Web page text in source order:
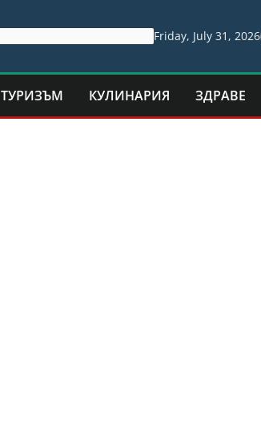
Friday, July 31, 2026
ТУРИЗЪМ КУЛИНАРИЯ ЗДРАВЕ